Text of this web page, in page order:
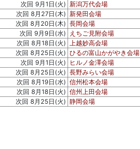
次回 9月1日(火) 新潟万代会場
次回 8月27日(木) 新発田会場
次回 8月20日(木) 長岡会場
次回 9月9日(水) えちご見附会場
次回 8月18日(火) 上越妙高会場
次回 8月25日(火) ひるの富山かがやき会場
次回 9月1日(火)
ヒルノ金澤会場
次回 8月25日(火) 長野みらい会場
次回 8月19日(水) 信州松本会場
次回 8月18日(火) 信州上田会場
次回 8月25日(火) 静岡会場